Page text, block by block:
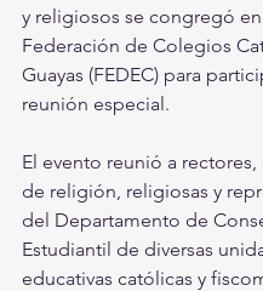
y religiosos se congregó
Federación de Colegios
Guayas (FEDEC) para
reunión especial.
El evento reunió a
de religión, religiosas y
del Departamento de
Estudiantil de diversas
educativas católicas y